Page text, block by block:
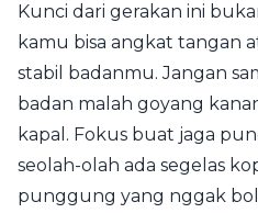
Kunci dari gerakan ini
kamu bisa angkat tangan
stabil badanmu. Jangan
badan malah goyang
kapal. Fokus buat jaga
seolah-olah ada segelas
punggung yang nggak